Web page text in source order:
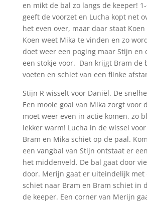
en mikt de bal zo langs de keeper!
geeft de voorzet en Lucha kopt net
het even over, maar daar staat Koen
Koen weet Mika te vinden en zo
doet weer een poging maar Stijn en
een stokje voor. Dan krijgt Bram de
voeten en schiet van een flinke
Stijn R wisselt voor Daniël. De
Een mooie goal van Mika zorgt voor
moet weer even in actie komen, zo
lekker warm! Lucha in de wissel
Bram en Mika schiet op de paal.
een vangbal van Stijn ontstaat er
het middenveld. De bal gaat door
door. Merijn gaat er uiteindelijk met
schiet naar Bram en Bram schiet in
de keeper. Een corner van Merijn